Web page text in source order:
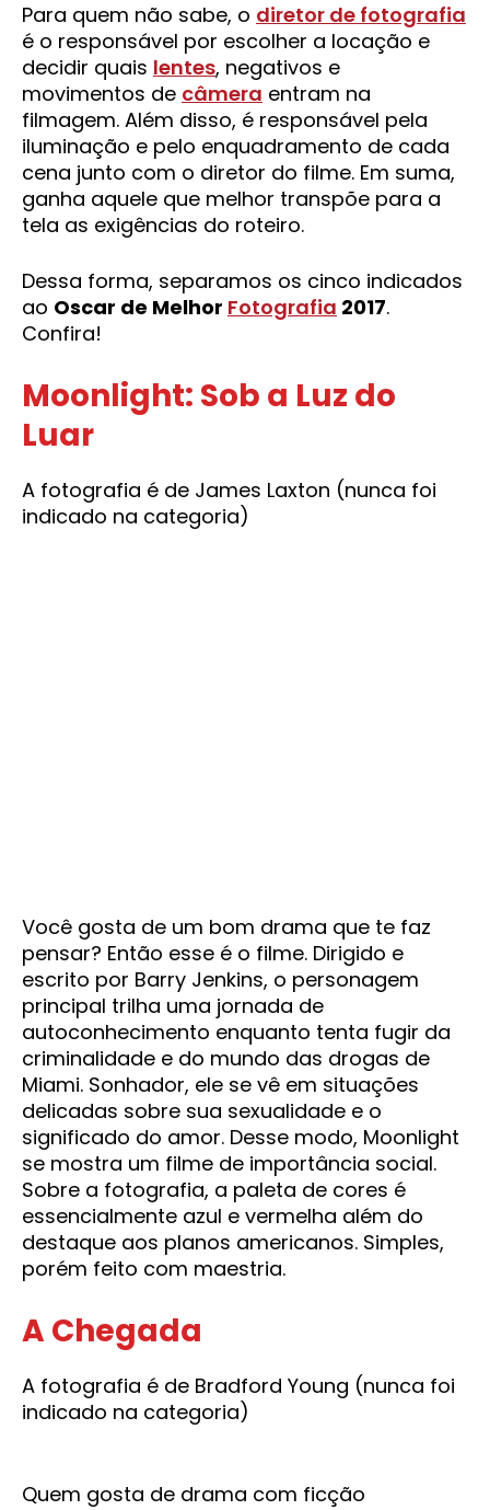
Para quem não sabe, o diretor de fotografia
é o responsável por escolher a locação e
decidir quais lentes, negativos e
movimentos de câmera entram na
filmagem. Além disso, é responsável pela
iluminação e pelo enquadramento de cada
cena junto com o diretor do filme. Em suma,
ganha aquele que melhor transpõe para a
tela as exigências do roteiro.
Dessa forma, separamos os cinco indicados
ao Oscar de Melhor Fotografia 2017.
Confira!
Moonlight: Sob a Luz do
Luar
A fotografia é de James Laxton (nunca foi
indicado na categoria)
Você gosta de um bom drama que te faz
pensar? Então esse é o filme. Dirigido e
escrito por Barry Jenkins, o personagem
principal trilha uma jornada de
autoconhecimento enquanto tenta fugir da
criminalidade e do mundo das drogas de
Miami. Sonhador, ele se vê em situações
delicadas sobre sua sexualidade e o
significado do amor. Desse modo, Moonlight
se mostra um filme de importância social.
Sobre a fotografia, a paleta de cores é
essencialmente azul e vermelha além do
destaque aos planos americanos. Simples,
porém feito com maestria.
A Chegada
A fotografia é de Bradford Young (nunca foi
indicado na categoria)
Quem gosta de drama com ficção